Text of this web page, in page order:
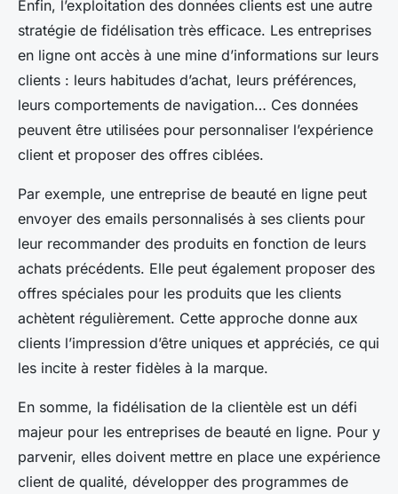
Enfin, l’exploitation des données clients est une autre
stratégie de fidélisation très efficace. Les entreprises
en ligne ont accès à une mine d’informations sur leurs
clients : leurs habitudes d’achat, leurs préférences,
leurs comportements de navigation… Ces données
peuvent être utilisées pour personnaliser l’expérience
client et proposer des offres ciblées.
Par exemple, une entreprise de beauté en ligne peut
envoyer des emails personnalisés à ses clients pour
leur recommander des produits en fonction de leurs
achats précédents. Elle peut également proposer des
offres spéciales pour les produits que les clients
achètent régulièrement. Cette approche donne aux
clients l’impression d’être uniques et appréciés, ce qui
les incite à rester fidèles à la marque.
En somme, la fidélisation de la clientèle est un défi
majeur pour les entreprises de beauté en ligne. Pour y
parvenir, elles doivent mettre en place une expérience
client de qualité, développer des programmes de